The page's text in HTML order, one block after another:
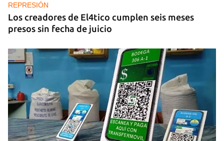
REPRESIÓN
Los creadores de El4tico cumplen seis meses
presos sin fecha de juicio